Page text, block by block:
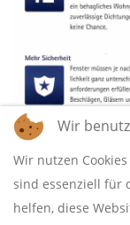
Wir
Wir nutzen
sind essenziell für
helfen, diese